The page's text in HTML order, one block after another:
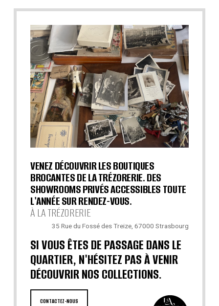
VENEZ DÉCOUVRIR LES BOUTIQUES
BROCANTES DE LA TRÉZORERIE. DES
SHOWROOMS PRIVÉS ACCESSIBLES TOUTE
L'ANNÉE SUR RENDEZ-VOUS.
À LA TRÉZORERIE
35 Rue du Fossé des Treize, 67000 Strasbourg
SI VOUS ÊTES DE PASSAGE DANS LE
QUARTIER, N'HÉSITEZ PAS À VENIR
DÉCOUVRIR NOS COLLECTIONS.
CONTACTEZ-NOUS